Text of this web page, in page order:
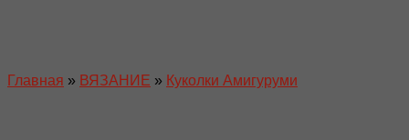
Главная » ВЯЗАНИЕ » Куколки Амигуруми